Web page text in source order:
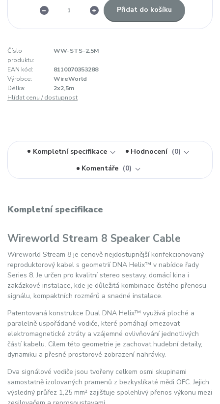
Přidat do košíku
Číslo
produktu:
WW-STS-2.5M
EAN kód:
8110070353288
Výrobce:
WireWorld
Délka:
2x2,5m
Hlídat cenu / dostupnost
Kompletní specifikace Hodnocení
0
Komentáře
0
Kompletní specifikace
Wireworld Stream 8 Speaker Cable
Wireworld Stream 8 je cenově nejdostupnější konfekcionovaný
reproduktorový kabel s geometrií DNA Helix™ v nabídce řady
Series 8. Je určen pro kvalitní stereo sestavy, domácí kina i
zakázkové instalace, kde je důležitá kombinace čistého přenosu
signálu, kompaktních rozměrů a snadné instalace.
Patentovaná konstrukce Dual DNA Helix™ využívá ploché a
paralelně uspořádané vodiče, které pomáhají omezovat
elektromagnetické ztráty a vzájemné ovlivňování jednotlivých
částí kabelu. Cílem této geometrie je zachovat hudební detaily,
dynamiku a přesné prostorové zobrazení nahrávky.
Dva signálové vodiče jsou tvořeny celkem osmi skupinami
samostatně izolovaných pramenů z bezkyslíkaté mědi OFC. Jejich
výsledný průřez 1,25 mm² zajišťuje spolehlivý přenos výkonu mezi